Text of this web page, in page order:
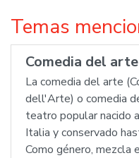
Temas
Comedia del arte
La comedia del arte
dell'Arte) o comedia
teatro popular nacido
Italia y conservado
Como género,